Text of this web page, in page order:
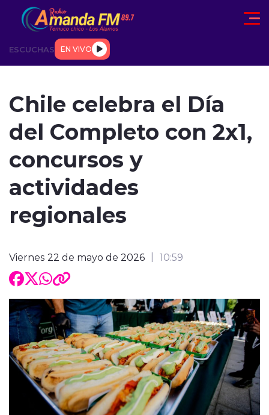
Click acá para ir directamente al contenido
ESCUCHAS EN VIVO
TENDENCIAS
modo claro
Chile celebra el Día
del Completo con 2x1,
concursos y
actividades
regionales
Viernes 22 de mayo de 2026 10:59